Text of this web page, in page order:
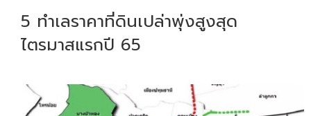
5 ทำเลราคาที่ดินเปล่าพุ่งสูงสุด
ไตรมาสแรกปี 65